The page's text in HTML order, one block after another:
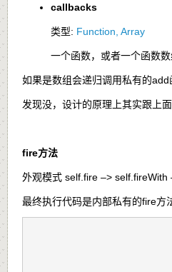
callbacks
类型: Function, Array
一个函数，或者一个函数
如果是数组会递归调用私有的
发现没，设计的原理上其实跟上
fire方法
外观模式 self.fire –> self.fireWith
最终执行代码是内部私有的fire方